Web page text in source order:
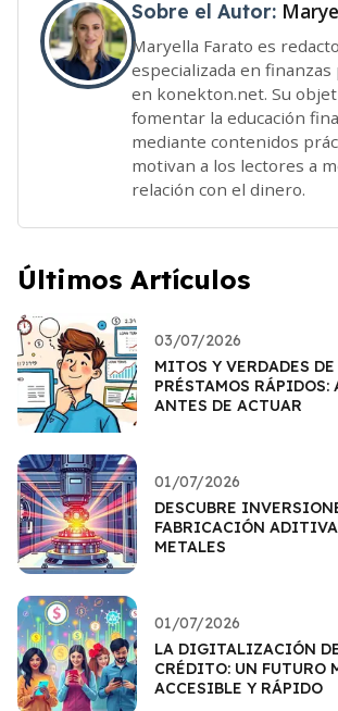
Sobre el Autor:
Maryella Farato es
especializada en
en konekton.net. Su
fomentar la educación
mediante contenidos
motivan a los lectores a
relación con el dinero.
Últimos Artículos
03/07/2026
MITOS Y VERDADES DE
PRÉSTAMOS
ANTES DE ACTUAR
01/07/2026
DESCUBRE
FABRICACIÓN
METALES
01/07/2026
LA DIGITALIZACIÓN
CRÉDITO: UN FUTURO
ACCESIBLE Y RÁPIDO